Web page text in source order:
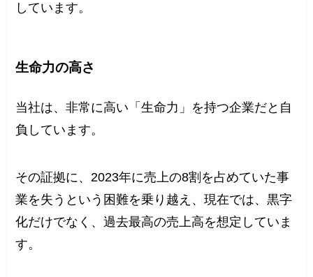
しています。
生命力の高さ
当社は、非常に高い「生命力」を持つ企業だと自
負しています。
その証拠に、2023年に売上の8割を占めていた事
業を失うという困難を乗り越え、現在では、黒字
化だけでなく、過去最高の売上高を想定していま
す。